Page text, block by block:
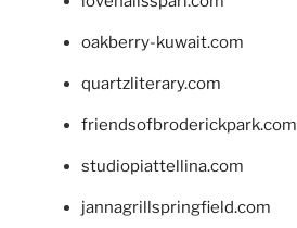
oakberry-kuwait.com
quartzliterary.com
friendsofbroderickpark.com
studiopiattellina.com
jannagrillspringfield.com